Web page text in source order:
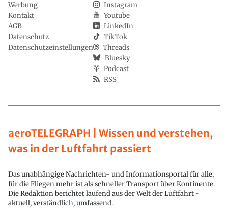
aeroTELEGRAPH | Wissen und verstehen,
was in der Luftfahrt passiert
Das unabhängige Nachrichten- und Informationsportal für alle,
für die Fliegen mehr ist als schneller Transport über Kontinente.
Die Redaktion berichtet laufend aus der Welt der Luftfahrt -
aktuell, verständlich, umfassend.
Werbung
Kontakt
AGB
Datenschutz
Datenschutzeinstellungen
Instagram
Youtube
LinkedIn
TikTok
Threads
Bluesky
Podcast
RSS